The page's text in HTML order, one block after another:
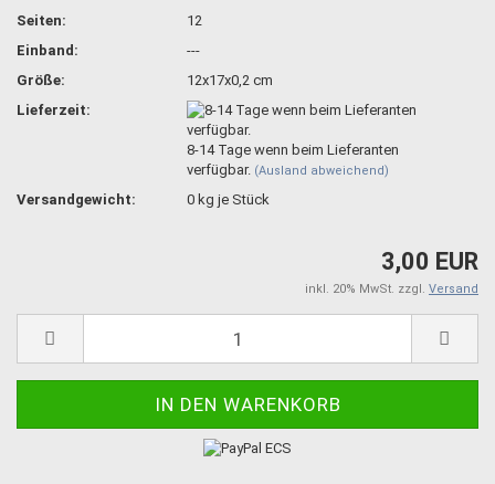
Seiten:
12
Einband:
---
Größe:
12x17x0,2 cm
Lieferzeit:
8-14 Tage wenn beim Lieferanten
verfügbar. (Ausland abweichend)
Versandgewicht: 0 kg je Stück
3,00 EUR
inkl. 20% MwSt. zzgl. Versand